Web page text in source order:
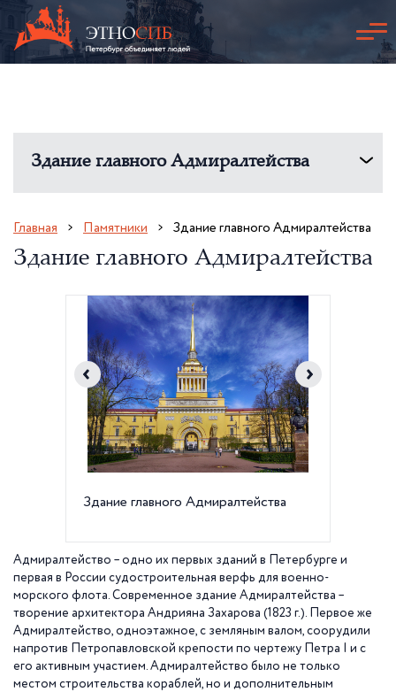
Здание главного Адмиралтейства
Главная Памятники Здание главного Адмиралтейства
Здание главного Адмиралтейства
Здание главного Адмиралтейства
Адмиралтейство – одно их первых зданий в Петербурге и
первая в России судостроительная верфь для военно-
морского флота. Современное здание Адмиралтейства –
творение архитектора Андрияна Захарова (1823 г.). Первое же
Адмиралтейство, одноэтажное, с земляным валом, соорудили
напротив Петропавловской крепости по чертежу Петра I и с
его активным участием. Адмиралтейство было не только
местом строительства кораблей, но и дополнительным